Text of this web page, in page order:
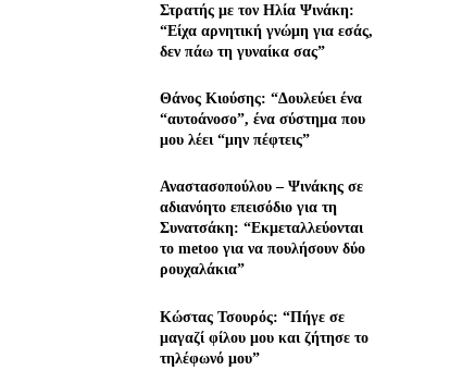
Στρατής με τον Ηλία Ψινάκη:
“Είχα αρνητική γνώμη για εσάς,
δεν πάω τη γυναίκα σας”
Θάνος Κιούσης: “Δουλεύει ένα
“αυτοάνοσο”, ένα σύστημα που
μου λέει “μην πέφτεις”
Αναστασοπούλου – Ψινάκης σε
αδιανόητο επεισόδιο για τη
Συνατσάκη: “Εκμεταλλεύονται
το metoo για να πουλήσουν δύο
ρουχαλάκια”
Κώστας Τσουρός: “Πήγε σε
μαγαζί φίλου μου και ζήτησε το
τηλέφωνό μου”